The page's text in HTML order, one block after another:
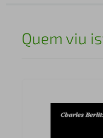
Quem viu